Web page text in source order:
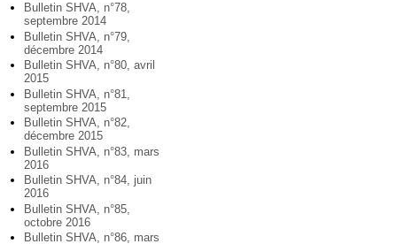
Bulletin SHVA, n°78,
septembre 2014
Bulletin SHVA, n°79,
décembre 2014
Bulletin SHVA, n°80, avril
2015
Bulletin SHVA, n°81,
septembre 2015
Bulletin SHVA, n°82,
décembre 2015
Bulletin SHVA, n°83, mars
2016
Bulletin SHVA, n°84, juin
2016
Bulletin SHVA, n°85,
octobre 2016
Bulletin SHVA, n°86, mars